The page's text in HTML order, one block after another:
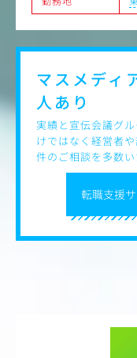
転職支援
マスメディ
人あり
実績と宣伝会議グ
けではなく経営者
件のご相談を多数い